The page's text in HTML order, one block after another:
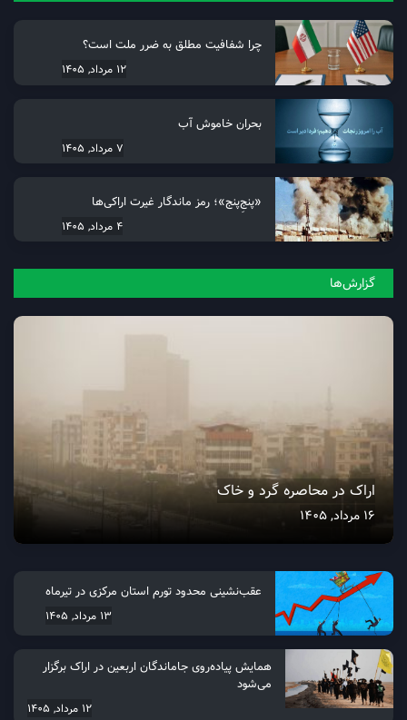
چرا شفافیت مطلق به ضرر ملت است؟
12 مرداد, 1405
بحران خاموش آب
7 مرداد, 1405
«پنجِ‌پنج»؛ رمز ماندگار غیرت اراکی‌ها
4 مرداد, 1405
گزارش‌ها
اراک در محاصره گرد و خاک
16 مرداد, 1405
عقب‌نشینی محدود تورم استان مرکزی در تیرماه
13 مرداد, 1405
همایش پیاده‌روی جاماندگان اربعین در اراک برگزار
می‌شود
12 مرداد, 1405